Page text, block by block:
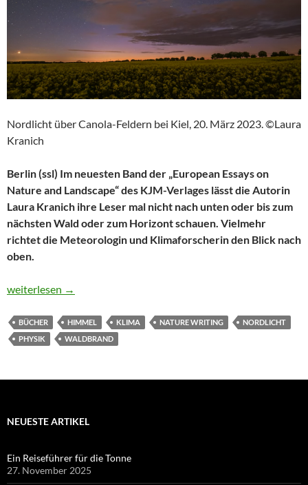
Nordlicht über Canola-Feldern bei Kiel, 20. März 2023. ©Laura
Kranich
Berlin (ssl) Im neuesten Band der „European Essays on
Nature and Landscape“ des KJM-Verlages lässt die Autorin
Laura Kranich ihre Leser mal nicht nach unten oder bis zum
nächsten Wald oder zum Horizont schauen. Vielmehr
richtet die Meteorologin und Klimaforscherin den Blick nach
oben.
Die Faszination des Himmels hat ihre Unschuld verloren
weiterlesen →
BÜCHER HIMMEL KLIMA NATURE WRITING
NORDLICHT
PHYSIK
WALDBRAND
NEUESTE ARTIKEL
Ein Reiseführer für die Tonne
27. November 2025